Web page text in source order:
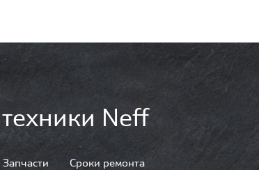
Neff
Запчасти Сроки ремонта